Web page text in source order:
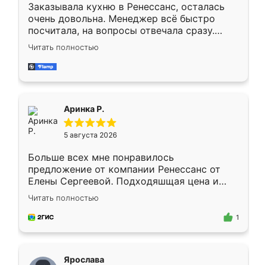
Заказывала кухню в Ренессанс, осталась
очень довольна. Менеджер всё быстро
посчитала, на вопросы отвечала сразу.
Замерщик приехал в субботу, подошёл к
делу со всей ответственностью. Собрали
за день, ребята работали аккуратно, даже
Читать полностью
Аринка Р.
5 августа 2026
Больше всех мне понравилось
предложение от компании Ренессанс от
Елены Сергеевой. Подходяшщая цена и
короткие сроки изготовления. Приехавший
для замера сотрудник Владислав
предложил по моему эскизу самый
Читать полностью
1
Ярослава